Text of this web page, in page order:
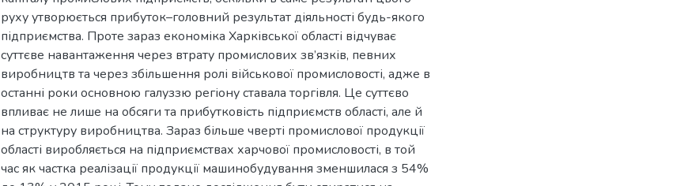
руху утворюється прибуток–головний результат діяльності будь-якого
підприємства. Проте зараз економіка Харківської області відчуває
суттєве навантаження через втрату промислових зв’язків, певних
виробництв та через збільшення ролі військової промисловості, адже в
останні роки основною галуззю регіону ставала торгівля. Це суттєво
впливає не лише на обсяги та прибутковість підприємств області, але й
на структуру виробництва. Зараз більше чверті промислової продукції
області виробляється на підприємствах харчової промисловості, в той
час як частка реалізації продукції машинобудування зменшилася з 54%